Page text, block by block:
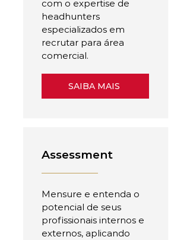
com o expertise de
headhunters
especializados em
recrutar para área
comercial.
SAIBA MAIS
Assessment
Mensure e entenda o
potencial de seus
profissionais internos e
externos, aplicando